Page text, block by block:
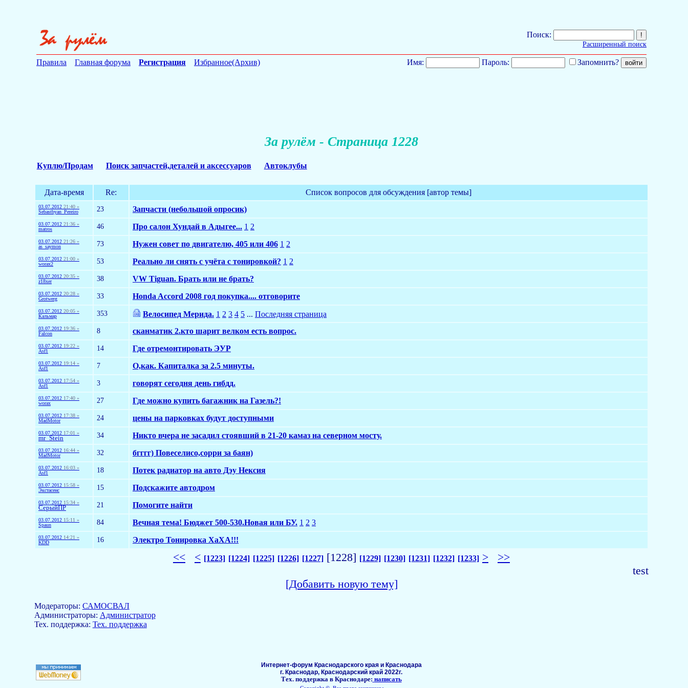
Поиск:
Расширенный поиск
Правила Главная форума Регистрация Избранное(Архив) Имя: Пароль: Запомнить?
За рулём - Страница 1228
Куплю/Продам Поиск запчастей,деталей и аксессуаров Автоклубы
Дата-время Re: Список вопросов для обсуждения [автор темы]
03.07.2012 21:40 »
Sebastbyan_Pereiro
23 Запчасти (небольшой опросик)
03.07.2012 21:36 »
matros
46 Про салон Хундай в Адыгее... 1 2
03.07.2012 21:26 »
as_saymon
73 Нужен совет по двигателю, 405 или 406 1 2
03.07.2012 21:00 »
worax2
53 Реально ли снять с учёта с тонировкой? 1 2
03.07.2012 20:35 »
z18xer
38 VW Tiguan. Брать или не брать?
03.07.2012 20:28 »
Grotwerg
33 Honda Accord 2008 год покупка.... отговорите
03.07.2012 20:05 »
Кальмар
353 Велосипед Мерида. 1 2 3 4 5 ... Последняя страница
03.07.2012 19:36 »
Falcon
8 сканматик 2.кто шарит велком есть вопрос.
03.07.2012 19:22 »
Asf1
14 Где отремонтировать ЭУР
03.07.2012 19:14 »
Asf1
7 О,как. Капиталка за 2.5 минуты.
03.07.2012 17:54 »
Asf1
3 говорят сегодня день гибдд.
03.07.2012 17:40 »
worax
27 Где можно купить багажник на Газель?!
03.07.2012 17:38 »
MadMotor
24 цены на парковках будут доступными
03.07.2012 17:01 »
mr_Stein 34 Никто вчера не засадил стоявший в 21-20 камаз на северном мосту.
03.07.2012 16:44 »
MadMotor
32 бгггг) Повеселисо,сорри за баян)
03.07.2012 16:03 »
Asf1
18 Потек радиатор на авто Дэу Нексия
03.07.2012 15:58 »
Экстасенс
15 Подскажите автодром
03.07.2012 15:34 »
СерыйПР 21 Помогите найти
03.07.2012 15:11 »
Spaun
84 Вечная тема! Бюджет 500-530.Новая или БУ. 1 2 3
03.07.2012 14:21 »
KDD
16 Электро Тонировка ХаХА!!!
<< < [1223] [1224] [1225] [1226] [1227] [1228] [1229] [1230] [1231] [1232] [1233] >
>>
test
[Добавить новую тему]
Модераторы: САМОСВАЛ
Aдминистраторы: Администратор
Тех. поддержка: Тех. поддержка
Интернет-форум Краснодарского края и Краснодара
г. Краснодар, Краснодарский край 2022г.
Тех. поддержка в Краснодаре: написать